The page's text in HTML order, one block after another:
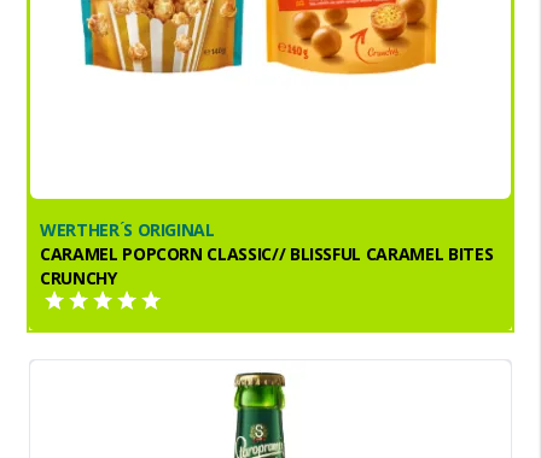
WERTHER ́S ORIGINAL
CARAMEL POPCORN CLASSIC// BLISSFUL CARAMEL BITES
CRUNCHY